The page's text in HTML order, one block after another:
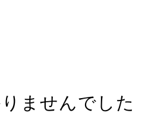
ませんでした